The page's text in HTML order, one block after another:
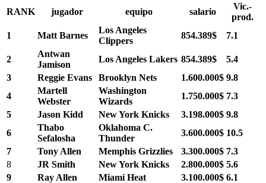
RANK
jugador equipo salario
Vic.-
prod.
1
Matt Barnes
Los Angeles
Clippers
854.389$ 7.1
2
Antwan
Jamison
Los Angeles Lakers 854.389$
5.4
3
Reggie Evans Brooklyn Nets 1.600.000$ 9.8
4
Martell
Webster
Washington
Wizards
1.750.000$ 7.3
5
Jason Kidd New York Knicks 3.198.000$ 9.8
6
Thabo
Sefalosha
Oklahoma C.
Thunder
3.600.000$ 10.5
7
Tony Allen Memphis Grizzlies 3.300.000$ 7.3
8
JR Smith New York Knicks 2.800.000$ 5.6
9
Ray Allen Miami Heat 3.100.000$ 6.1